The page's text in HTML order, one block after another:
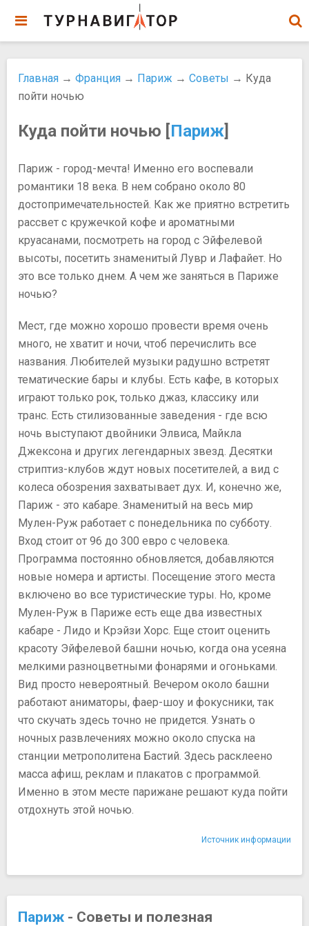
Главная → Франция → Париж → Советы → Куда
пойти ночью
Куда пойти ночью [Париж]
Париж - город-мечта! Именно его воспевали
романтики 18 века. В нем собрано около 80
достопримечательностей. Как же приятно встретить
рассвет с кружечкой кофе и ароматными
круасанами, посмотреть на город с Эйфелевой
высоты, посетить знаменитый Лувр и Лафайет. Но
это все только днем. А чем же заняться в Париже
ночью?
Мест, где можно хорошо провести время очень
много, не хватит и ночи, чтоб перечислить все
названия. Любителей музыки радушно встретят
тематические бары и клубы. Есть кафе, в которых
играют только рок, только джаз, классику или
транс. Есть стилизованные заведения - где всю
ночь выступают двойники Элвиса, Майкла
Джексона и других легендарных звезд. Десятки
стриптиз-клубов ждут новых посетителей, а вид с
колеса обозрения захватывает дух. И, конечно же,
Париж - это кабаре. Знаменитый на весь мир
Мулен-Руж работает с понедельника по субботу.
Вход стоит от 96 до 300 евро с человека.
Программа постоянно обновляется, добавляются
новые номера и артисты. Посещение этого места
включено во все туристические туры. Но, кроме
Мулен-Руж в Париже есть еще два известных
кабаре - Лидо и Крэйзи Хорс. Еще стоит оценить
красоту Эйфелевой башни ночью, когда она усеяна
мелкими разноцветными фонарями и огоньками.
Вид просто невероятный. Вечером около башни
работают аниматоры, фаер-шоу и фокусники, так
что скучать здесь точно не придется. Узнать о
ночных развлечениях можно около спуска на
станции метрополитена Бастий. Здесь расклеено
масса афиш, реклам и плакатов с программой.
Именно в этом месте парижане решают куда пойти
отдохнуть этой ночью.
Источник информации
Париж - Советы и полезная